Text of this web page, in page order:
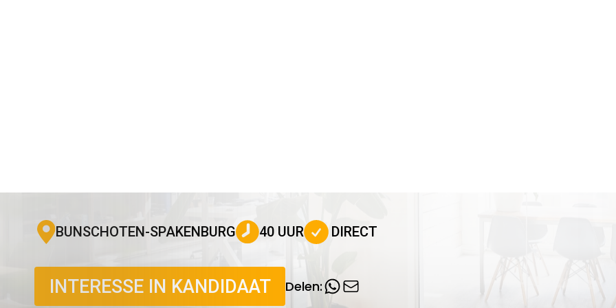
BUNSCHOTEN-SPAKENBURG 40 UUR DIRECT
INTERESSE IN KANDIDAAT Delen: